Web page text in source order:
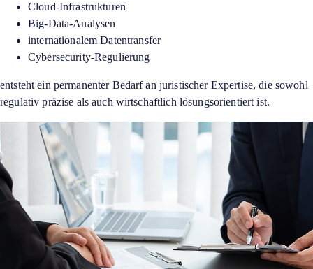
Cloud-Infrastrukturen
Big-Data-Analysen
internationalem Datentransfer
Cybersecurity-Regulierung
entsteht ein permanenter Bedarf an juristischer Expertise, die sowohl
regulativ präzise als auch wirtschaftlich lösungsorientiert ist.